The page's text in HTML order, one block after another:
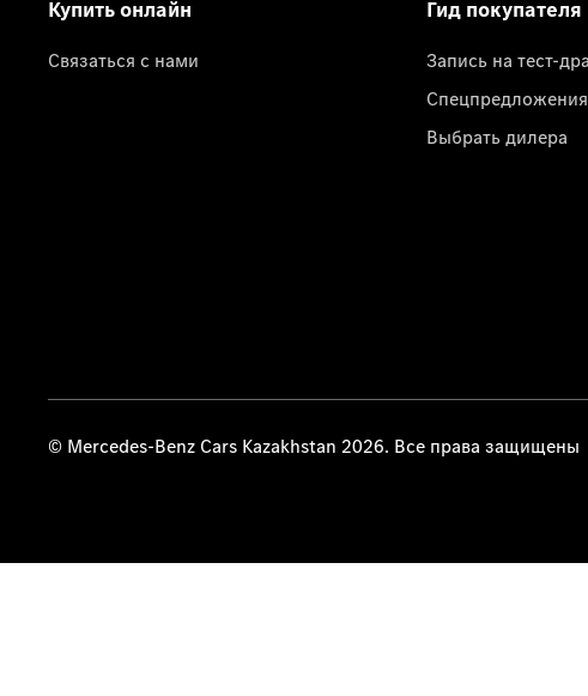
Купить онлайн
Связаться с нами
Гид покупателя
Запись на тест-
Спецпредложения
Выбрать дилера
© Mercedes-Benz Cars Kazakhstan 2026. Все права защищены